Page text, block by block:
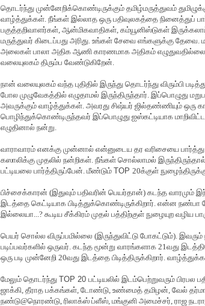
தொடர்ந்து முன்னேறிக்கொண்டிருக்கும் தமிழ்மருத்துவம்
வாழ்த்துக்கள். நீங்கள் இல்லாத ஒரு பதிவுலகத்தை நினைத்துப்
பகுத்தறிவாளர்கள், ஆன்மிகவாதிகள், கம்யூனிஸ்டுகள்
மருத்துவர் கிடைப்பது அரிது. உங்கள் சேவை எங்களுக்கு தேவை.
அலைகள் பாலா அதிக ஆணி காரணமாக அதிகம் எழுதுவதில்லை.
வலையுலகம் திரும்ப வேண்டுகிறேன்.
நான் வலையுலகம் வந்த புதிதில் இருந்து தொடர்ந்து விரும்பி
போல முழுவேகத்தில் எழுதாமல் இருந்திருந்தார். இப்பொழுது
அவருக்கும் வாழ்த்துக்கள். அவரது சிஷ்யர் ஜில்தண்ணியும்
பொழிந்துக்கொண்டிருந்தவர் இப்பொழுது ஐஸ்கட்டியாக
எழுதினால் நன்று.
வாராவாரம் எனக்கு முன்னால் என்னுடைய தர வரிசையை பார்த்து
கஸாலிக்கு முதலில் நன்றிகள். நீங்கள் சொல்லாமல்
பட்டியலை பார்த்திருப்பேன். மீண்டும் TOP 20க்குள்
பிச்சைக்காரன் (இதுவும் பதிவரின் பெயர்தான்) கடந்த வாரமும்
இடத்தை கெட்டியாக பிடித்துக்கொண்டிருக்கிறார். என்ன
இல்லையா...? கூடிய சீக்கிரம் முதல் பத்திற்குள் நுழையுற வழிய
பெயர் சொல்ல விருப்பமில்லை (இருந்துவிட்டு போகட்டும்).
படிப்பவர்களில் ஒருவர். கடந்த மூன்று வாரங்களாக 21வது
ஒரு படி முன்னேறி 20வது இடத்தை பிடித்திருக்கிறார்.
மேலும் தொடர்ந்து TOP 20 பட்டியலில் இடம்பெற்றுவரும் பிரபல
ஜாக்கி, தீராத பக்கங்கள், டோண்டு, உண்மைத் தமிழன், வேல் தர்மா,
நண்டு@நொரண்டு, ரிலாக்ஸ் ப்ளீஸ், மங்குனி அமைச்சர், ராஜ